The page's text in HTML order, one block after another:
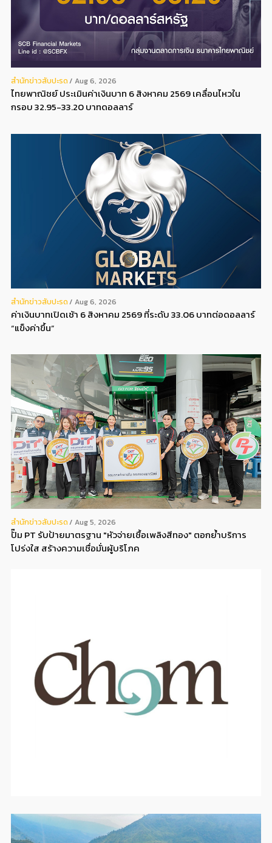
สํานักข่าวสับปะรด Aug 6, 2026
ไทยพาณิชย์ ประเมินค่าเงินบาท 6 สิงหาคม 2569 เคลื่อนไหวใน
กรอบ 32.95-33.20 บาทดอลลาร์
สํานักข่าวสับปะรด Aug 6, 2026
ค่าเงินบาทเปิดเช้า 6 สิงหาคม 2569 ที่ระดับ 33.06 บาทต่อดอลลาร์
“แข็งค่าขึ้น”
สํานักข่าวสับปะรด Aug 5, 2026
ปั๊ม PT รับป้ายมาตรฐาน "หัวจ่ายเชื้อเพลิงสีทอง" ตอกย้ำบริการ
โปร่งใส สร้างความเชื่อมั่นผู้บริโภค